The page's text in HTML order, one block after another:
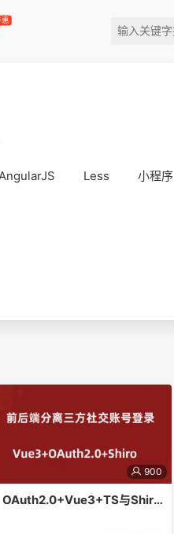
惠
Less 小程序
900
OAuth2.0+Vue3+TS与Shiro+Springboot实战